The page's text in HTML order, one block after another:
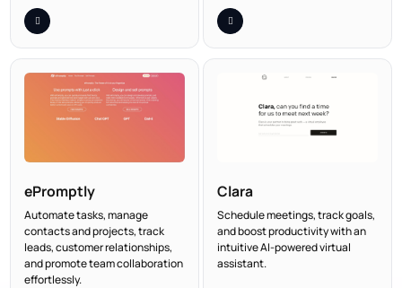
ePromptly
Automate tasks, manage
contacts and projects, track
leads, customer relationships,
and promote team collaboration
effortlessly.
Clara
Schedule meetings, track goals,
and boost productivity with an
intuitive AI-powered virtual
assistant.